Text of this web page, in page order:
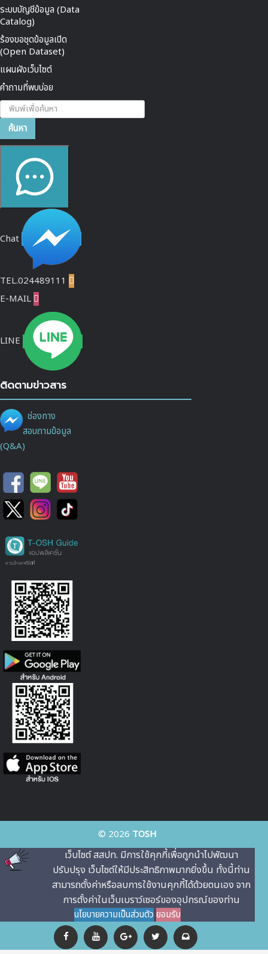
ระบบบัญชีข้อมูล (Data
Catalog)
ร้องขอชุดข้อมูลเปิด
(Open Dataset)
แผนผังเว็บไซต์
คำถามที่พบบ่อย
ค้นหา...
ค้นหา
Chat
TEL.024489111 
E-MAIL 
LINE
ติดตามข่าวสาร
ช่องทาง
สอบถามข้อมูล
(Q&A)
© 2026 TOSH
เว็บไซต์ สสปท. มีการใช้คุกกี้เพื่อถูกนําไปพัฒนา
ปรับปรุง เว็บไซต์ให้มีประสิทธิภาพมากยิ่งขึ้น ทั้งนี้ท่าน
สามารถตั้งค่าหรือลบการใช้งานคุกกี้ได้ด้วยตนเอง จาก
การตั้งค่าในเว็บเบราว์เซอร์ของอุปกรณ์ของท่าน
นโยบายความเป็นส่วนตัว ยอมรับ